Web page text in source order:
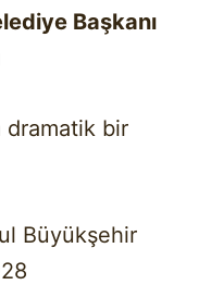
Başkanı
dramatik bir
Büyükşehir